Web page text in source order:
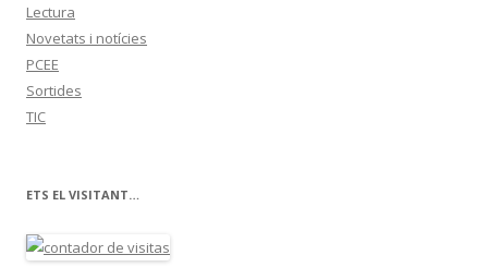
Lectura
Novetats i notícies
PCEE
Sortides
TIC
ETS EL VISITANT…